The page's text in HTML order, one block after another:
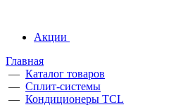
Акции
Главная
— Каталог товаров
— Сплит-системы
— Кондиционеры TCL